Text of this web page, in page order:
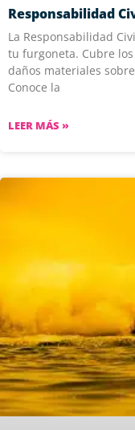
Responsabilidad
La Responsabilidad
tu furgoneta. Cubre
daños materiales
Conoce la
LEER MÁS »